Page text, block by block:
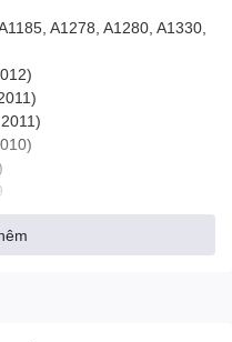
A1278, A1280, A1330,
Mid 2009)